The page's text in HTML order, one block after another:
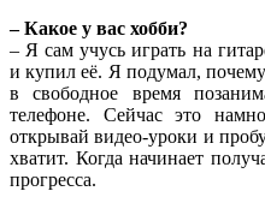
– Какое у вас хобби?
– Я сам учусь играть на
и купил её. Я подумал,
в свободное время
телефоне. Сейчас это
открывай видео-уроки и
хватит. Когда начинает
прогресса.